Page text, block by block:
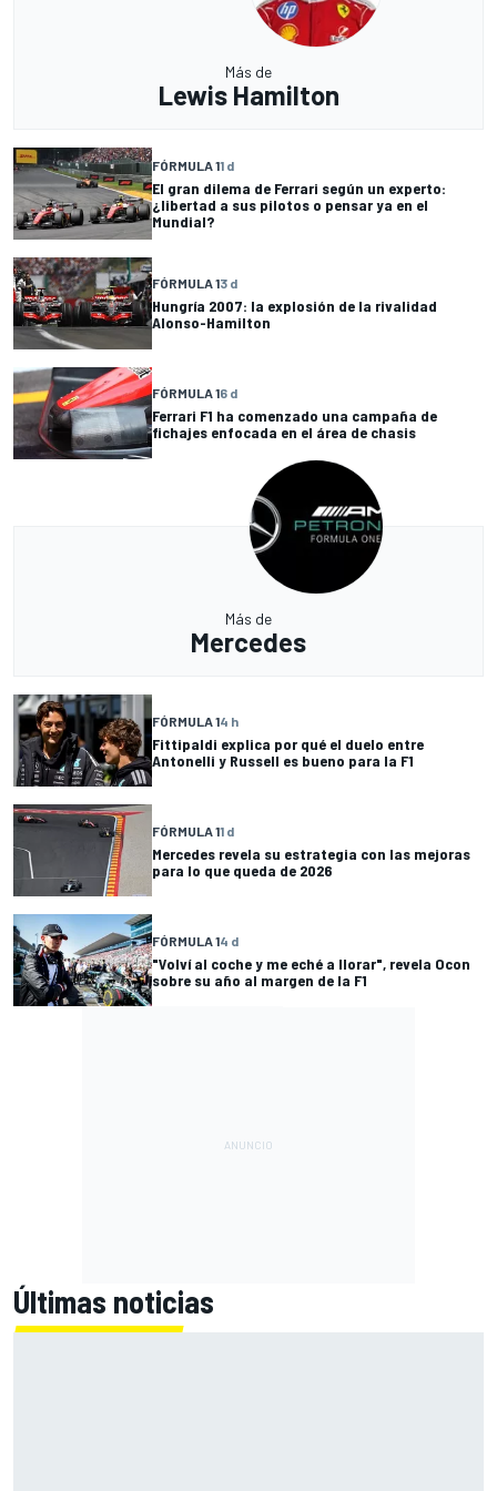
Más de
Lewis Hamilton
FÓRMULA 11 d
El gran dilema de Ferrari según un experto:
¿libertad a sus pilotos o pensar ya en el
Mundial?
FÓRMULA 13 d
Hungría 2007: la explosión de la rivalidad
Alonso-Hamilton
FÓRMULA 16 d
Ferrari F1 ha comenzado una campaña de
fichajes enfocada en el área de chasis
Más de
Mercedes
FÓRMULA 14 h
Fittipaldi explica por qué el duelo entre
Antonelli y Russell es bueno para la F1
FÓRMULA 11 d
Mercedes revela su estrategia con las mejoras
para lo que queda de 2026
FÓRMULA 14 d
"Volví al coche y me eché a llorar", revela Ocon
sobre su año al margen de la F1
Últimas noticias